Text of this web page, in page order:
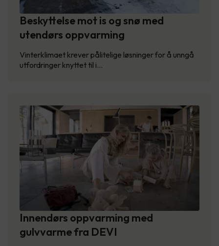
Beskyttelse mot is og snø med
utendørs oppvarming
Vinterklimaet krever pålitelige løsninger for å unngå
utfordringer knyttet til i…
Innendørs oppvarming med
gulvvarme fra DEVI